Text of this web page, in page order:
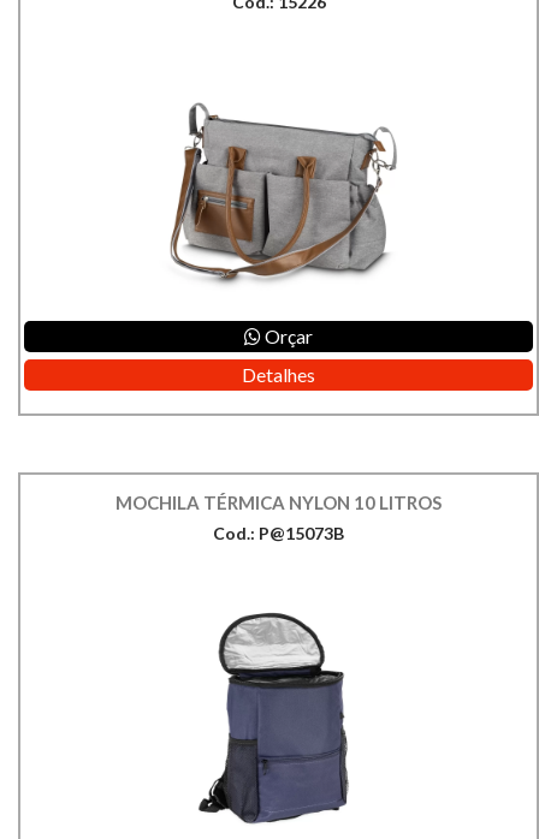
Orçar
Detalhes
MOCHILA TÉRMICA NYLON 10 LITROS
Cod.: P@15073B